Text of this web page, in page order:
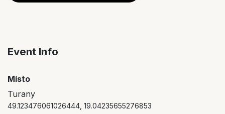
Event Info
Místo
Turany
49.123476061026444, 19.04235655276853